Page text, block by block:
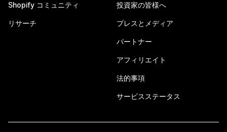
Shopify コミュニティ
リサーチ
投資家の皆様へ
プレスとメディア
パートナー
アフィリエイト
法的事項
サービスステータス